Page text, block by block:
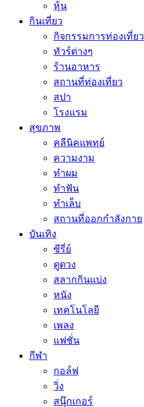
หุ้น
กินเที่ยว
กิจกรรมการท่องเที่ยว
ทัวร์ต่างๆ
ร้านอาหาร
สถานที่ท่องเที่ยว
สปา
โรงแรม
สุขภาพ
คลีนิคแพทย์
ความงาม
ทำผม
ทำฟัน
ทำเล็บ
สถานที่ออกกำลังกาย
บันเทิง
ซีรี่ย์
ดูดวง
สลากกินแบ่ง
หนัง
เทคโนโลยี
เพลง
แฟชั่น
กีฬา
กอล์ฟ
วิ่ง
สนุ๊กเกอร์